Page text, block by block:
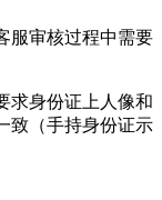
服审核过程中需要
求身份证上人像和
致（手持身份证示